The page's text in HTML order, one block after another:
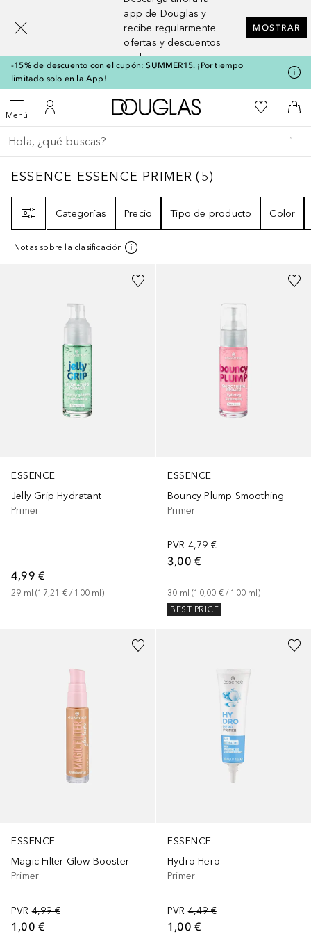
app de Douglas y
recibe regularmente
ofertas y descuentos
exclusivos
MOSTRAR
-15% de descuento con el cupón: SUMMER15. ¡Por tiempo
limitado solo en la App!
MenúAbrir menúMi cuenta
A Douglas HomeMi lista de
A
Regresar
Ejecutar búsqueda
ESSENCE ESSENCE PRIMER5
ESSENCE ESSENCE PRIMER (5)
Categorías
Precio Tipo de producto Color
Notas sobre la clasificación
ESSENCE
Jelly Grip Hydratant
Primer
4,99 €
29 ml (17,21 € / 100 ml )
ESSENCE
Bouncy Plump Smoothing
Primer
PVR 4,79 €
3,00 €
30 ml (10,00 € / 100 ml )
BEST PRICE
ESSENCE
Magic Filter Glow Booster
Primer
PVR 4,99 €
1,00 €
ESSENCE
Hydro Hero
Primer
PVR 4,49 €
1,00 €
[navigation.slideout.screenreader]